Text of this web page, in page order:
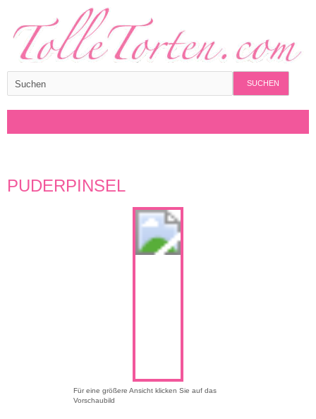
SUCHEN
PUDERPINSEL
Für eine größere Ansicht klicken Sie auf das
Vorschaubild